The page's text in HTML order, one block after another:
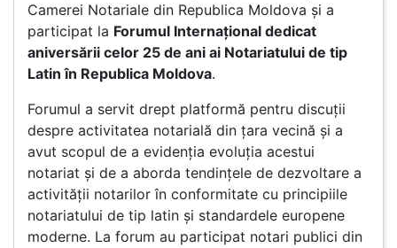
Camerei Notariale din Republica Moldova și a
participat la Forumul Internațional dedicat
aniversării celor 25 de ani ai Notariatului de tip
Latin în Republica Moldova.
Forumul a servit drept platformă pentru discuţii
despre activitatea notarială din țara vecină și a
avut scopul de a evidenția evoluția acestui
notariat și de a aborda tendințele de dezvoltare a
activității notarilor în conformitate cu principiile
notariatului de tip latin și standardele europene
moderne. La forum au participat notari publici din